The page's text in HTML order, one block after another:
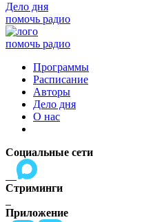
Дело дня
помочь радио
помочь радио
Программы
Расписание
Авторы
Дело дня
О нас
Социальные сети
Стриминги
Приложение